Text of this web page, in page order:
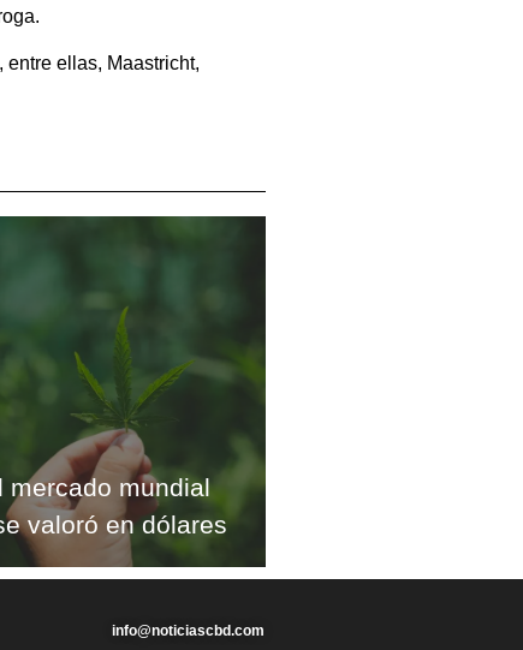
ellas, Maastricht,
mercado mundial
valoró en dólares
info@noticiascbd.com